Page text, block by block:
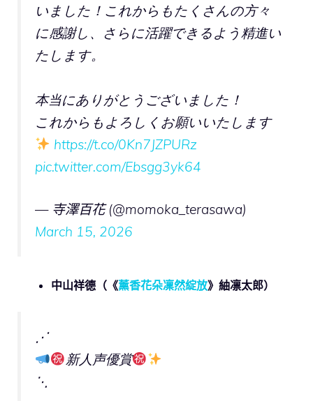
いました！これからもたくさんの方々
に感謝し、さらに活躍できるよう精進い
たします。
本当にありがとうございました！
これからもよろしくお願いいたします
https://t.co/0Kn7JZPURz
pic.twitter.com/Ebsgg3yk64
— 寺澤百花 (@momoka_terasawa)
March 15, 2026
中山祥德（《薰香花朵凜然綻放》紬凛太郎）
⋰
新人声優賞
⋱